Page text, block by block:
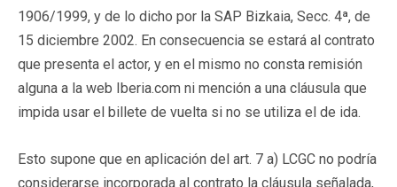
1906/1999, y de lo dicho por la SAP Bizkaia, Secc. 4ª, de
15 diciembre 2002. En consecuencia se estará al contrato
que presenta el actor, y en el mismo no consta remisión
alguna a la web Iberia.com ni mención a una cláusula que
impida usar el billete de vuelta si no se utiliza el de ida.
Esto supone que en aplicación del art. 7 a) LCGC no podría
considerarse incorporada al contrato la cláusula señalada,